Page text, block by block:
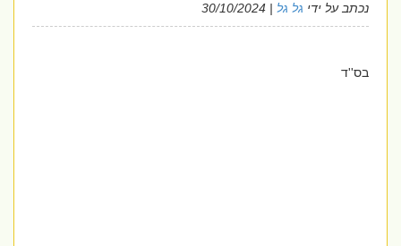
נכתב על ידיגל גל | 30/10/2024
בס''ד